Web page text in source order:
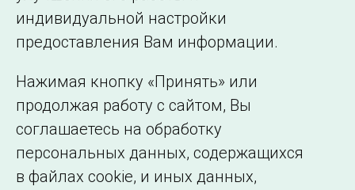
©2005–2026 АО «СО ЕЭС»
Филиалы и
представительства
Сведения об
образовательной
организации
индивидуальной настройки
предоставления Вам информации.
Нажимая кнопку «Принять» или
продолжая работу с сайтом, Вы
соглашаетесь на обработку
персональных данных, содержащихся
в файлах cookie, и иных данных,